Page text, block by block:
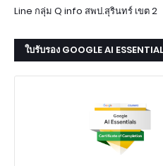
Line กลุ่ม Q info สพป.สุรินทร์ เขต 2
ใบรับรอง GOOGLE AI